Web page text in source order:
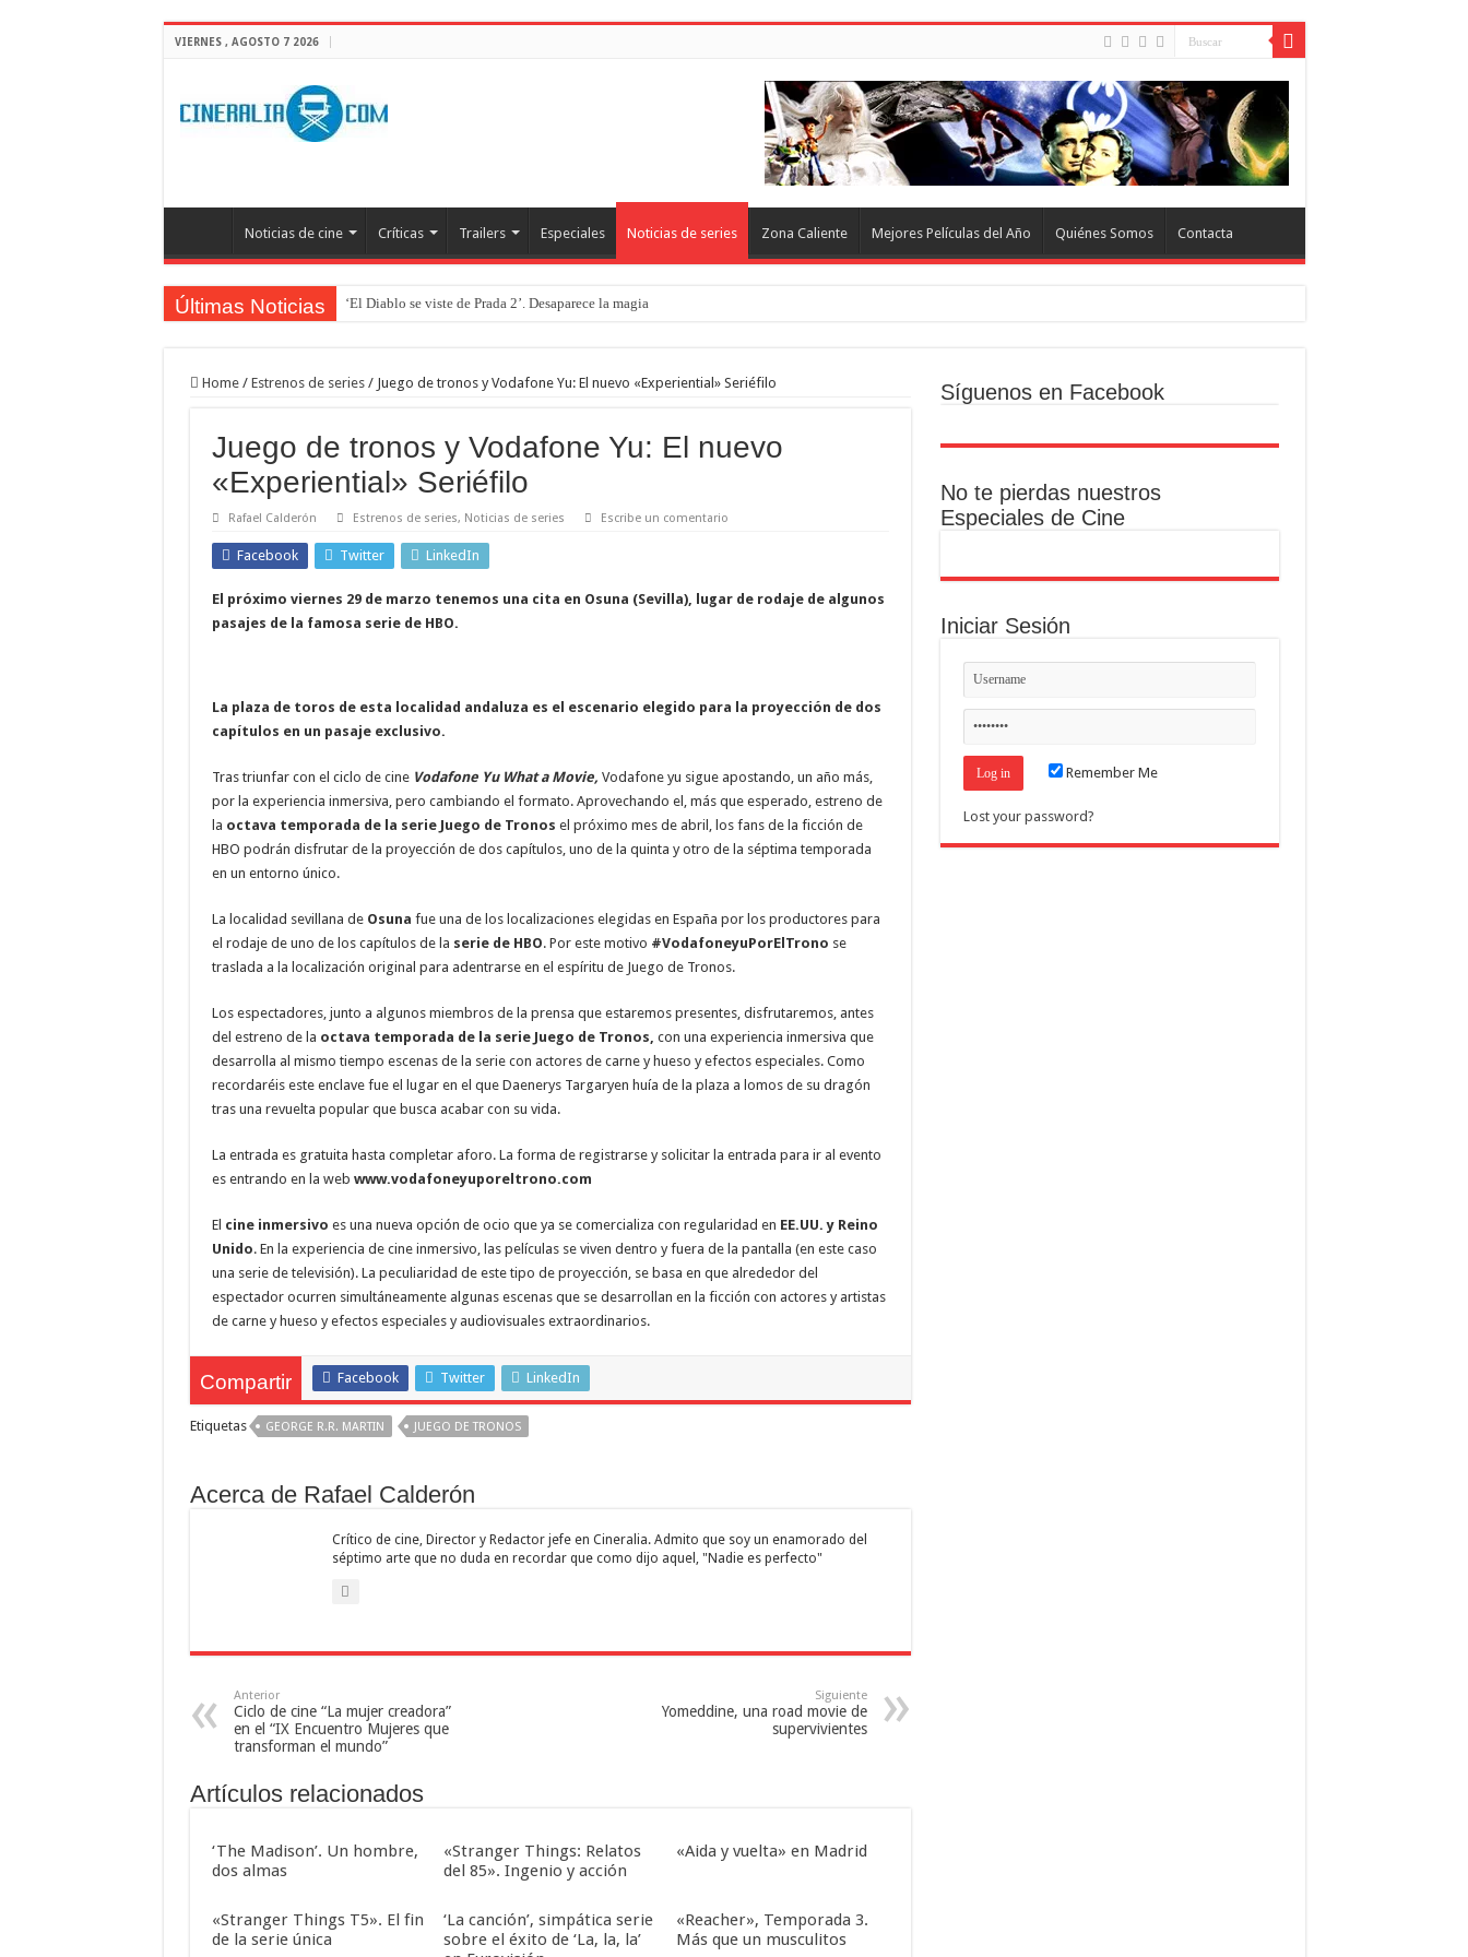
VIERNES , AGOSTO 7 2026
Noticias de cine Críticas Trailers Especiales Noticias de series Zona Caliente Mejores Películas del Año Quiénes Somos Contacta
Últimas Noticias ‘El Diablo se viste de Prada 2’. Desaparece la magia
‘La Asistenta’. Dúo perfecto
‘Supergirl’. De 7’5 con fresquito
Home / Estrenos de series / Juego de tronos y Vodafone Yu: El nuevo «Experiential» Seriéfilo
Juego de tronos y Vodafone Yu: El nuevo
«Experiential» Seriéfilo
Rafael Calderón Estrenos de series, Noticias de series Escribe un comentario
Facebook Twitter LinkedIn
El próximo viernes 29 de marzo tenemos una cita en Osuna (Sevilla), lugar de rodaje de algunos
pasajes de la famosa serie de HBO.
La plaza de toros de esta localidad andaluza es el escenario elegido para la proyección de dos
capítulos en un pasaje exclusivo.
Tras triunfar con el ciclo de cine Vodafone Yu What a Movie, Vodafone yu sigue apostando, un año más,
por la experiencia inmersiva, pero cambiando el formato. Aprovechando el, más que esperado, estreno de
la octava temporada de la serie Juego de Tronos el próximo mes de abril, los fans de la ficción de
HBO podrán disfrutar de la proyección de dos capítulos, uno de la quinta y otro de la séptima temporada
en un entorno único.
La localidad sevillana de Osuna fue una de los localizaciones elegidas en España por los productores para
el rodaje de uno de los capítulos de la serie de HBO. Por este motivo #VodafoneyuPorElTrono se
traslada a la localización original para adentrarse en el espíritu de Juego de Tronos.
Los espectadores, junto a algunos miembros de la prensa que estaremos presentes, disfrutaremos, antes
del estreno de la octava temporada de la serie Juego de Tronos, con una experiencia inmersiva que
desarrolla al mismo tiempo escenas de la serie con actores de carne y hueso y efectos especiales. Como
recordaréis este enclave fue el lugar en el que Daenerys Targaryen huía de la plaza a lomos de su dragón
tras una revuelta popular que busca acabar con su vida.
La entrada es gratuita hasta completar aforo. La forma de registrarse y solicitar la entrada para ir al evento
es entrando en la web www.vodafoneyuporeltrono.com
El cine inmersivo es una nueva opción de ocio que ya se comercializa con regularidad en EE.UU. y Reino
Unido. En la experiencia de cine inmersivo, las películas se viven dentro y fuera de la pantalla (en este caso
una serie de televisión). La peculiaridad de este tipo de proyección, se basa en que alrededor del
espectador ocurren simultáneamente algunas escenas que se desarrollan en la ficción con actores y artistas
de carne y hueso y efectos especiales y audiovisuales extraordinarios.
Compartir Facebook Twitter LinkedIn
Etiquetas GEORGE R.R. MARTIN JUEGO DE TRONOS
Acerca de Rafael Calderón
Crítico de cine, Director y Redactor jefe en Cineralia. Admito que soy un enamorado del
séptimo arte que no duda en recordar que como dijo aquel, "Nadie es perfecto"
Anterior
Ciclo de cine “La mujer creadora”
en el “IX Encuentro Mujeres que
transforman el mundo”
Siguiente
Yomeddine, una road movie de
supervivientes
Artículos relacionados
‘The Madison’. Un hombre,
dos almas
«Stranger Things: Relatos
del 85». Ingenio y acción
«Aida y vuelta» en Madrid
«Stranger Things T5». El fin
de la serie única
‘La canción’, simpática serie
sobre el éxito de ‘La, la, la’
«Reacher», Temporada 3.
Más que un musculitos
Síguenos en Facebook
No te pierdas nuestros
Especiales de Cine
Iniciar Sesión
Remember Me
Lost your password?